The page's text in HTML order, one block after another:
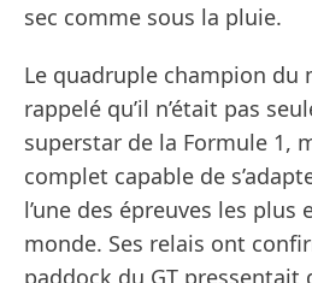
sec comme sous la pluie.
Le quadruple champion du
rappelé qu’il n’était pas
superstar de la Formule 1,
complet capable de
l’une des épreuves les plus
monde. Ses relais ont